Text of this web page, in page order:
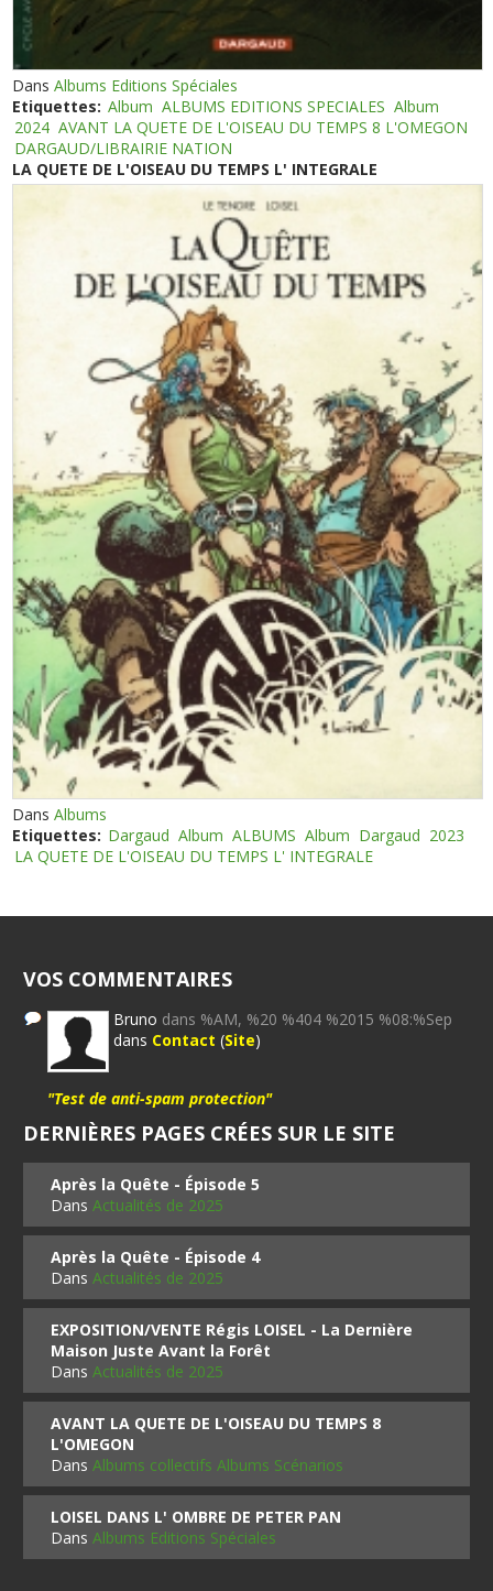
DansAlbums Editions Spéciales
Etiquettes: Album ALBUMS EDITIONS SPECIALES Album
2024 AVANT LA QUETE DE L'OISEAU DU TEMPS 8 L'OMEGON
DARGAUD/LIBRAIRIE NATION
LA QUETE DE L'OISEAU DU TEMPS L' INTEGRALE
DansAlbums
Etiquettes: Dargaud Album ALBUMS Album Dargaud 2023
LA QUETE DE L'OISEAU DU TEMPS L' INTEGRALE
VOS COMMENTAIRES
Bruno dans %AM, %20 %404 %2015 %08:%Sep
dans Contact (Site)
"Test de anti-spam protection"
DERNIÈRES PAGES CRÉES SUR LE SITE
Après la Quête - Épisode 5
DansActualités de 2025
Après la Quête - Épisode 4
DansActualités de 2025
EXPOSITION/VENTE Régis LOISEL - La Dernière
Maison Juste Avant la Forêt
DansActualités de 2025
AVANT LA QUETE DE L'OISEAU DU TEMPS 8
L'OMEGON
DansAlbums collectifs Albums Scénarios
LOISEL DANS L' OMBRE DE PETER PAN
DansAlbums Editions Spéciales